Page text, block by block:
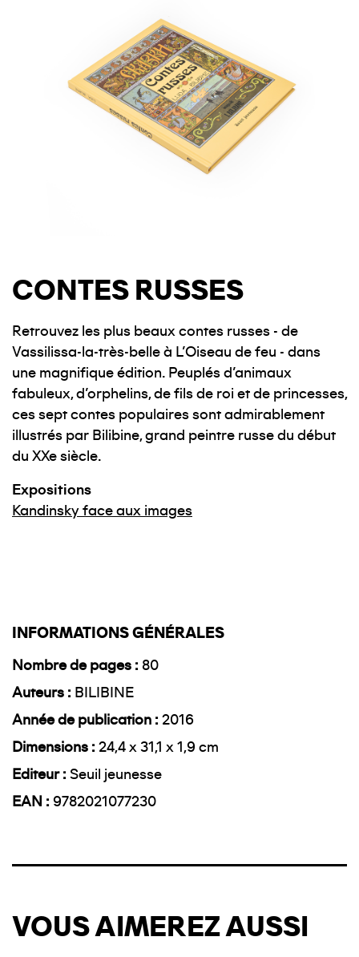
CONTES RUSSES
Retrouvez les plus beaux contes russes - de
Vassilissa-la-très-belle à L'Oiseau de feu - dans
une magnifique édition. Peuplés d'animaux
fabuleux, d'orphelins, de fils de roi et de princesses,
ces sept contes populaires sont admirablement
illustrés par Bilibine, grand peintre russe du début
du XXe siècle.
Expositions
Kandinsky face aux images
INFORMATIONS GÉNÉRALES
Nombre de pages
80
Auteurs
BILIBINE
Année de publication
2016
Dimensions
24,4 x 31,1 x 1,9 cm
Editeur
Seuil jeunesse
EAN
9782021077230
VOUS AIMEREZ AUSSI